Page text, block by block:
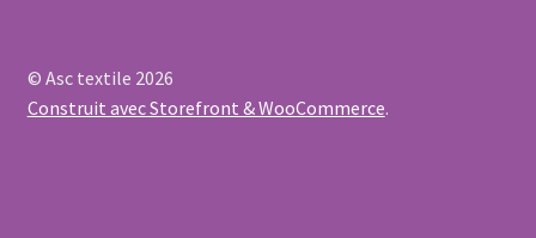
o
k
t
© Asc textile 2026
Construit avec Storefront & WooCommerce.